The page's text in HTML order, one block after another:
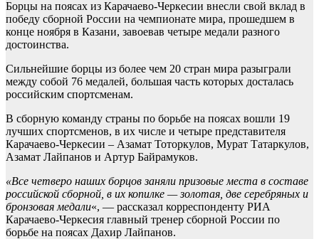
Борцы на поясах из Карачаево-Черкесии внесли свой вклад в
победу сборной России на чемпионате мира, прошедшем в
конце ноября в Казани, завоевав четыре медали разного
достоинства.
Сильнейшие борцы из более чем 20 стран мира разыграли
между собой 76 медалей, большая часть которых досталась
российским спортсменам.
В сборную команду страны по борьбе на поясах вошли 19
лучших спортсменов, в их числе и четыре представителя
Карачаево-Черкесии – Азамат Тоторкулов, Мурат Татаркулов,
Азамат Лайпанов и Артур Байрамуков.
«Все четверо наших борцов заняли призовые места в составе
российской сборной, в их копилке — золотая, две серебряных и
бронзовая медали«, — рассказал корреспонденту РИА
Карачаево-Черкесия главный тренер сборной России по
борьбе на поясах Дахир Лайпанов.